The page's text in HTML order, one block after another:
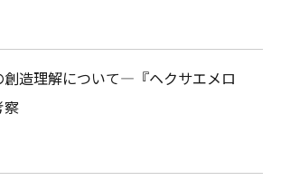
創造理解について―『ヘクサエメロ
察